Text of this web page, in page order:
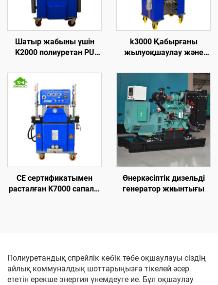
Шатыр жабыны үшін
K2000 полиуретан PU
жылуоқшаулау
машинасы
k3000 Қабырғаны
жылуоқшаулау және
жоғары қысымды
полиуретан көбік ұстау
машинасы
CE сертификатымен
расталған K7000 сапалы
Өнеркәсіптік дизельді
генератор жиынтығы
Полиуретандық спрейлік көбік төбе оқшаулауы сіздің
айлық коммуналдық шоттарыңызға тікелей әсер
ететін ерекше энергия үнемдеуге ие. Бұл оқшаулау